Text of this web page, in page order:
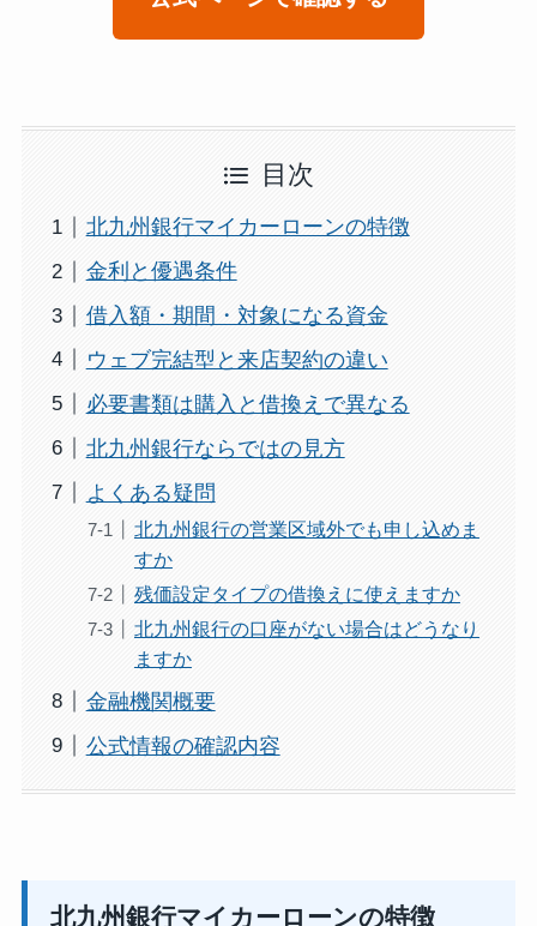
目次
北九州銀行マイカーローンの特徴
金利と優遇条件
借入額・期間・対象になる資金
ウェブ完結型と来店契約の違い
必要書類は購入と借換えで異なる
北九州銀行ならではの見方
よくある疑問
北九州銀行の営業区域外でも申し込めま
すか
残価設定タイプの借換えに使えますか
北九州銀行の口座がない場合はどうなり
ますか
金融機関概要
公式情報の確認内容
北九州銀行マイカーローンの特徴